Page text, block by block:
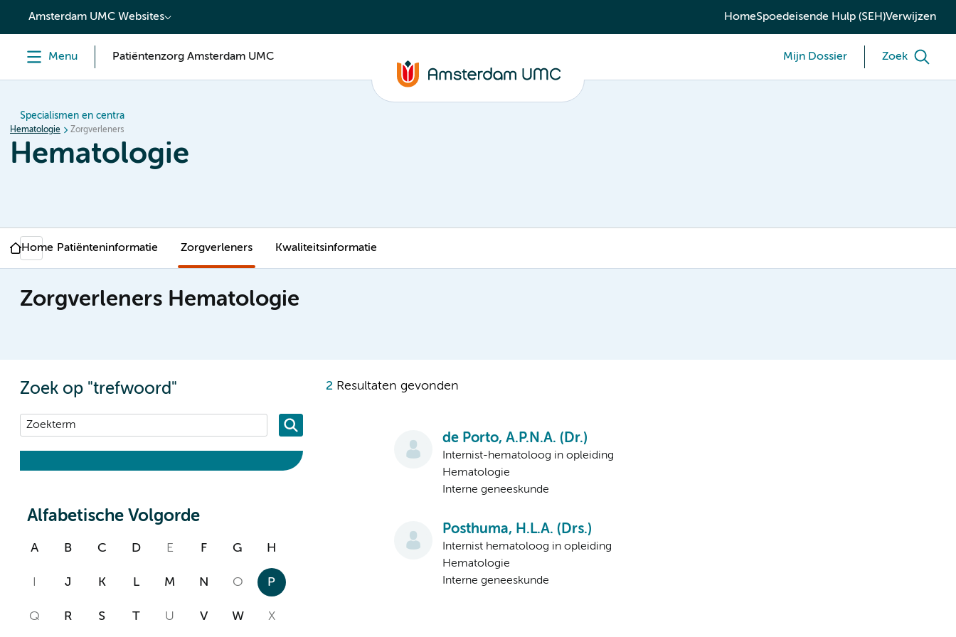
content
Amsterdam UMC Websites HomeSpoedeisende Hulp (SEH)Verwijzen
Menu Patiëntenzorg Amsterdam UMC Mijn Dossier Zoek
Specialismen en centra
Hematologie Zorgverleners
Hematologie
Home Patiënteninformatie Zorgverleners Kwaliteitsinformatie
Zorgverleners Hematologie
Zoek op "trefwoord"
Alfabetische Volgorde
A B C D E F G H
J K L M N O P
Q R S T U V W X
2 Resultaten gevonden
de Porto, A.P.N.A. (Dr.)
Internist-hematoloog in opleiding
Hematologie
Interne geneeskunde
Posthuma, H.L.A. (Drs.)
Internist hematoloog in opleiding
Hematologie
Interne geneeskunde